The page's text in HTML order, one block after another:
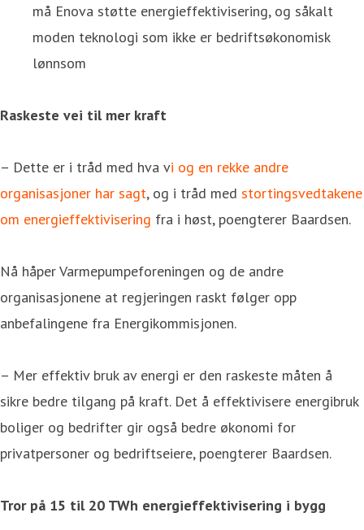
må Enova støtte energieffektivisering, og såkalt
moden teknologi som ikke er bedriftsøkonomisk
lønnsom
Raskeste vei til mer kraft
– Dette er i tråd med hva vi og en rekke andre
organisasjoner har sagt, og i tråd med stortingsvedtakene
om energieffektivisering fra i høst, poengterer Baardsen.
Nå håper Varmepumpeforeningen og de andre
organisasjonene at regjeringen raskt følger opp
anbefalingene fra Energikommisjonen.
– Mer effektiv bruk av energi er den raskeste måten å
sikre bedre tilgang på kraft. Det å effektivisere energibruk
boliger og bedrifter gir også bedre økonomi for
privatpersoner og bedriftseiere, poengterer Baardsen.
Tror på 15 til 20 TWh energieffektivisering i bygg